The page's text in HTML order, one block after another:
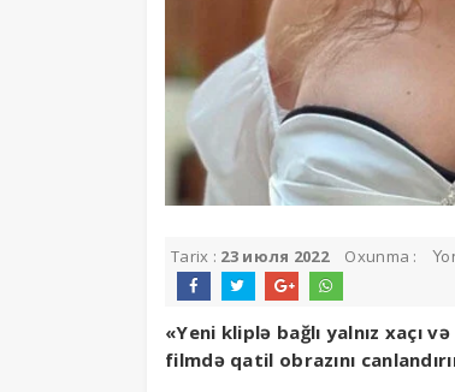
Tarix : 23 июля 2022 Oxunma :
«Yeni kliplə bağlı yalnız xaçı
filmdə qatil obrazını